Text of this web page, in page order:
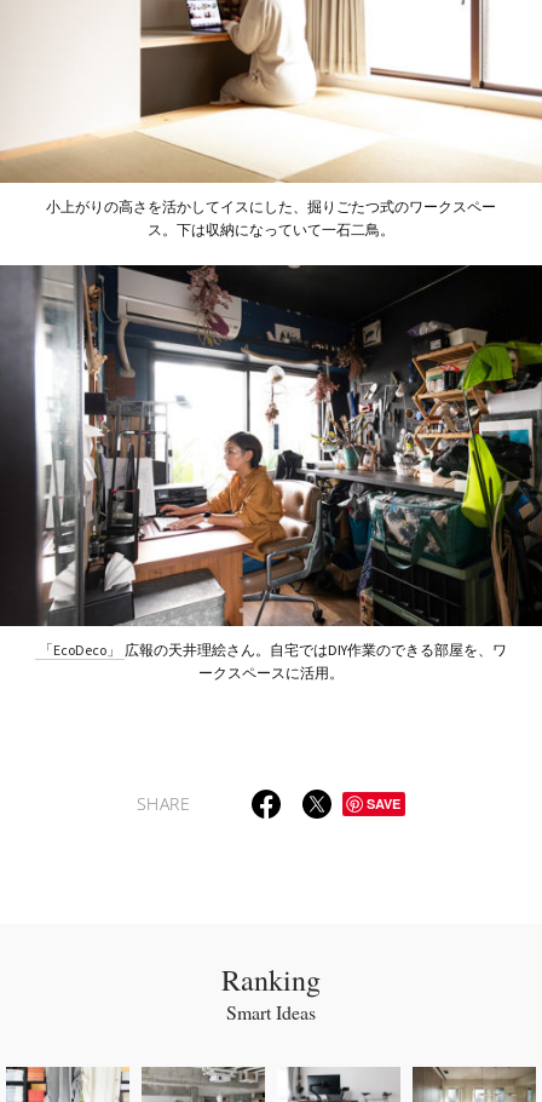
小上がりの高さを活かしてイスにした、掘りごたつ式のワークスペー
ス。下は収納になっていて一石二鳥。
「EcoDeco」
広報の天井理絵さん。自宅ではDIY作業のできる部屋を、ワ
ークスペースに活用。
SHARE SAVE
Ranking
Smart Ideas